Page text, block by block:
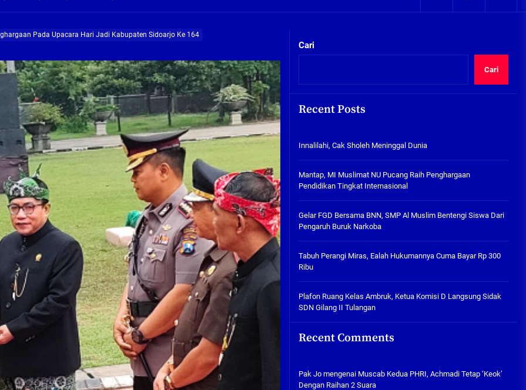
SDN Gilang II Tulangan
Mantap, MI Muslimat NU
Pucang Raih Penghargaan
Pendidikan Tingkat
Internasional
06/08/2026
Gelar FGD Bersama BNN, SMP Al
Muslim Bentengi Siswa Dari
05/08/2026
Hukumannya Cuma Bayar Rp
300 Ribu
Plafon Ruang Kelas Ambruk,
Ketua Komisi D Langsung Sidak
05/08/2026
Masif Jalankan Program Rehab RTLH
Pembangunan Fly over Gedangan Semakin Dekat
masalah warga Seketi dan Urangagung
Profesional Dan Kapabel, Komisi B Dua Kali Panggil Pansel Dan Minta Ada Pakta Integritas
Pada Upacara Hari Jadi Kabupaten Sidoarjo Ke 164
Cari
Cari
Recent Posts
Innalilahi, Cak Sholeh Meninggal Dunia
Mantap, MI Muslimat NU Pucang Raih Penghargaan
Pendidikan Tingkat Internasional
Gelar FGD Bersama BNN, SMP Al Muslim Bentengi Siswa Dari
Pengaruh Buruk Narkoba
Tabuh Perangi Miras, Ealah Hukumannya Cuma Bayar Rp 300
Ribu
Plafon Ruang Kelas Ambruk, Ketua Komisi D Langsung Sidak
SDN Gilang II Tulangan
Recent Comments
Pak Jomengenai Muscab Kedua PHRI, Achmadi Tetap ‘Keok’
Dengan Raihan 2 Suara